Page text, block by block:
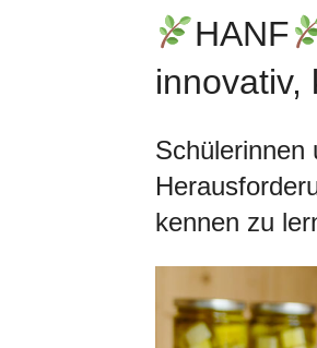
HANF
innovativ,
Schülerinnen
kennen zu